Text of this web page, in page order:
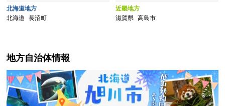
レ 味付け 小分け 個包装 人
気 食べくらべ 長沼町 BBQ バ
ーベキュー 簡単調理 冷凍 北海
北海道地方
北海道
長沼町
近畿地方
滋賀県 高島市
地方自治体情報